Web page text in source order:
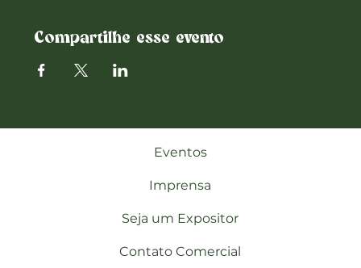
Compartilhe esse evento
Eventos
Imprensa
Seja um Expositor
Contato Comercial